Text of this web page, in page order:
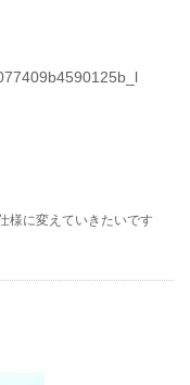
様に変えていきたいです